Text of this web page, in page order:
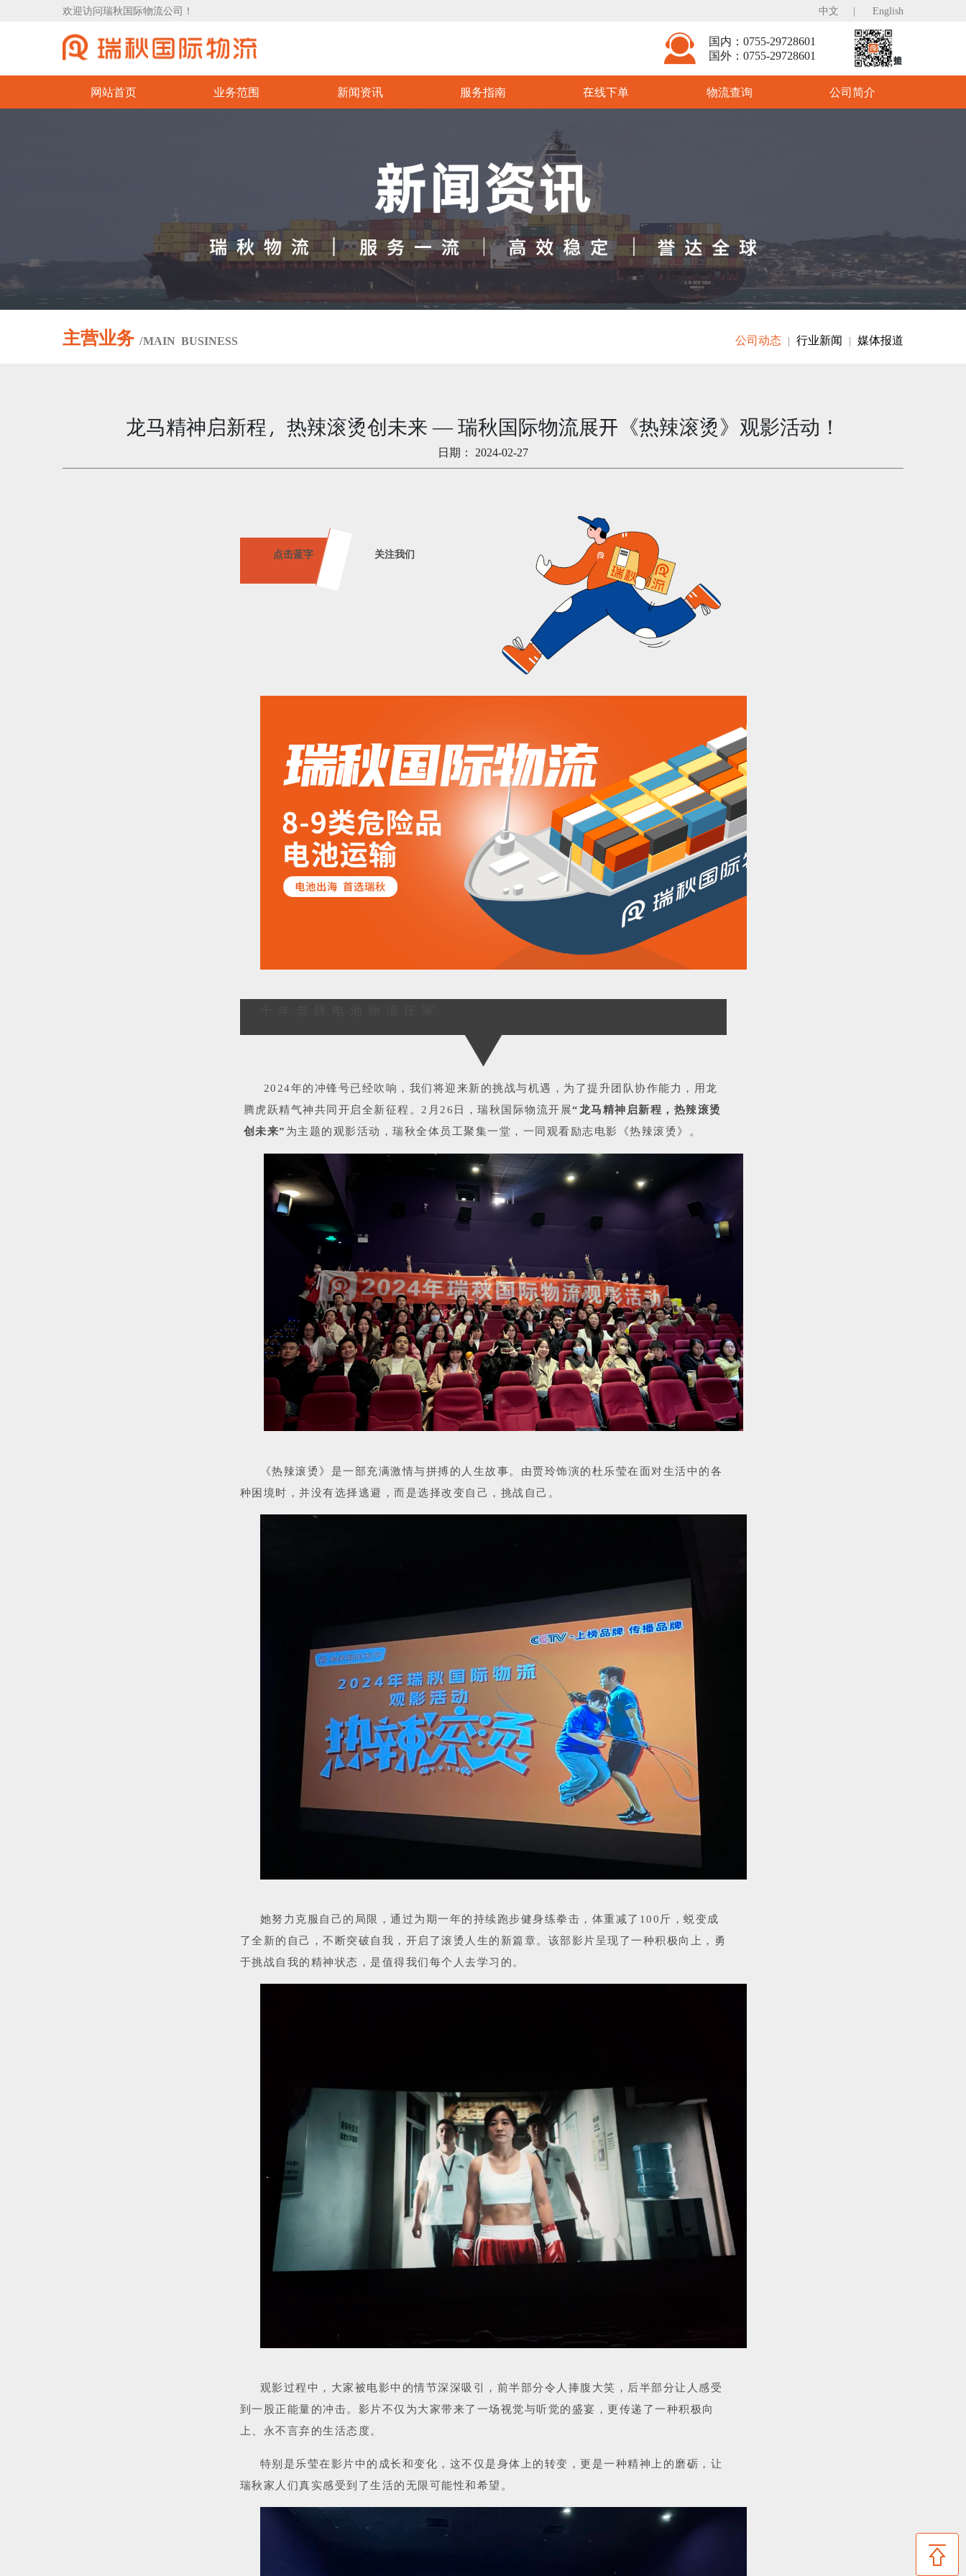
欢迎访问瑞秋国际物流公司！ 中文 | English
国内：0755-29728601
国外：0755-29728601
网站首页 业务范围 新闻资讯 服务指南 在线下单 物流查询 公司简介
主营业务 /MAIN BUSINESS 公司动态 | 行业新闻 | 媒体报道
龙马精神启新程，热辣滚烫创未来 — 瑞秋国际物流展开《热辣滚烫》观影活动！
日期： 2024-02-27
点击蓝字 关注我们
2024年的冲锋号已经吹响，我们将迎来新的挑战与机遇，为了提升团队协作能力，用龙
腾虎跃精气神共同开启全新征程。 2月26日，瑞秋国际物流开展“龙马精神启新程，热辣滚烫
创未来” 为主题的观影活动，瑞秋全体员工聚集一堂，一同观看励志电影《热辣滚烫》。
《热辣滚烫》是一部充满激情与拼搏的人生故事。由贾玲饰演的杜乐莹在面对生活中的各
种困境时，并没有选择逃避，而是选择改变自己，挑战自己。
她努力克服自己的局限，通过为期一年的持续跑步健身练拳击，体重减了100斤，蜕变成
了全新的自己，不断突破自我，开启了滚烫人生的新篇章。该部影片呈现了一种积极向上，勇
于挑战自我的精神状态，是值得我们每个人去学习的。
观影过程中，大家被电影中的情节深深吸引，前半部分令人捧腹大笑，后半部分让人感受
到一股正能量的冲击。影片不仅为大家带来了一场视觉与听觉的盛宴，更传递了一种积极向
上、永不言弃的生活态度。
特别是乐莹在影片中的成长和变化，这不仅是身体上的转变，更是一种精神上的磨砺，让
瑞秋家人们真实感受到了生活的无限可能性和希望。